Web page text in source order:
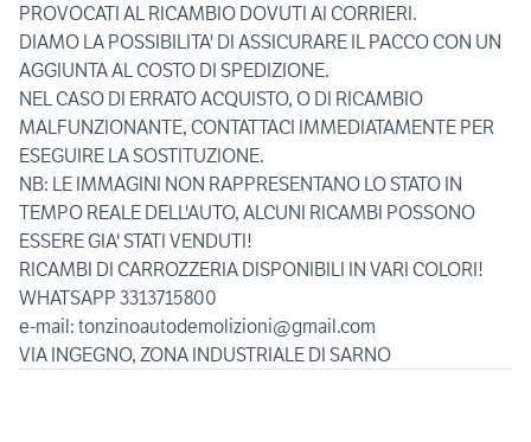
PROVOCATI AL RICAMBIO DOVUTI AI CORRIERI.
DIAMO LA POSSIBILITA' DI ASSICURARE IL PACCO CON UN
AGGIUNTA AL COSTO DI SPEDIZIONE.
NEL CASO DI ERRATO ACQUISTO, O DI RICAMBIO
MALFUNZIONANTE, CONTATTACI IMMEDIATAMENTE PER
ESEGUIRE LA SOSTITUZIONE.
NB: LE IMMAGINI NON RAPPRESENTANO LO STATO IN
TEMPO REALE DELL'AUTO, ALCUNI RICAMBI POSSONO
ESSERE GIA' STATI VENDUTI!
RICAMBI DI CARROZZERIA DISPONIBILI IN VARI COLORI!
WHATSAPP 3313715800
e-mail: tonzinoautodemolizioni@gmail.com